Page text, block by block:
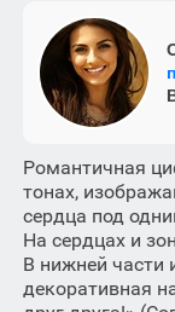
Романтичная
тонах,
сердца под
На сердцах и
В нижней части
декоративная